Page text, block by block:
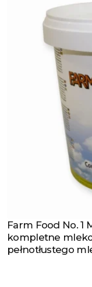
Zobacz produkt
Farm Food No. 1
kompletne
pełnotłustego